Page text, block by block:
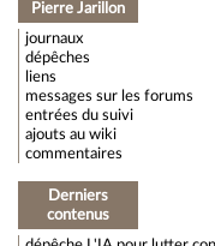
Pierre Jarillon
journaux
dépêches
liens
messages sur les forums
entrées du suivi
ajouts au wiki
commentaires
Derniers
contenus